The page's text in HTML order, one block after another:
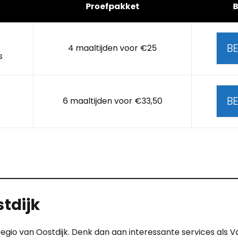
Proefpakket
4 maaltijden voor €25
6 maaltijden voor €33,50
van Oostdijk. Denk dan aan interessante services als